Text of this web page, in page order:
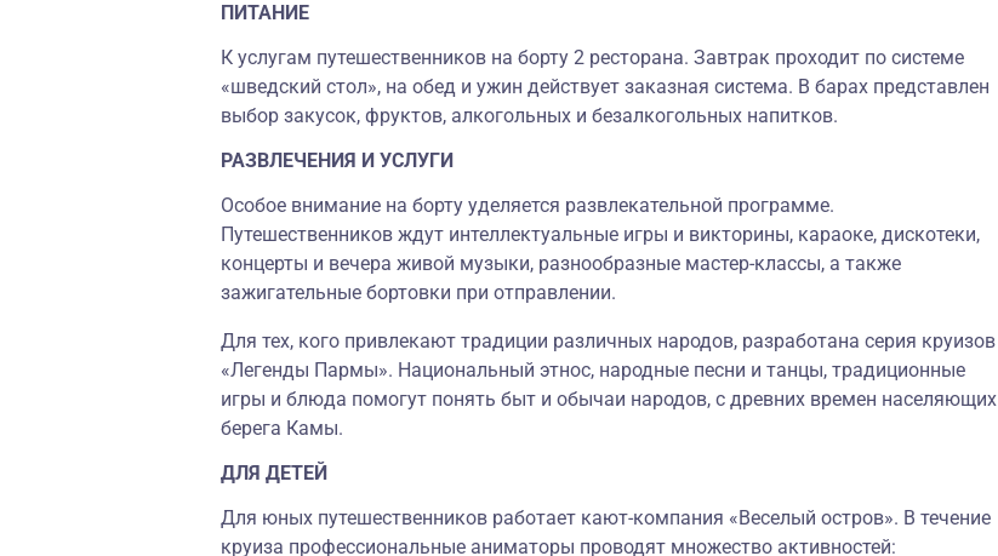
ПИТАНИЕ
К услугам путешественников на борту 2 ресторана. Завтрак проходит по системе
«шведский стол», на обед и ужин действует заказная система. В барах представлен
выбор закусок, фруктов, алкогольных и безалкогольных напитков.
РАЗВЛЕЧЕНИЯ И УСЛУГИ
Особое внимание на борту уделяется развлекательной программе.
Путешественников ждут интеллектуальные игры и викторины, караоке, дискотеки,
концерты и вечера живой музыки, разнообразные мастер-классы, а также
зажигательные бортовки при отправлении.
Для тех, кого привлекают традиции различных народов, разработана серия круизов
«Легенды Пармы». Национальный этнос, народные песни и танцы, традиционные
игры и блюда помогут понять быт и обычаи народов, с древних времен населяющих
берега Камы.
ДЛЯ ДЕТЕЙ
Для юных путешественников работает кают-компания «Веселый остров». В течение
круиза профессиональные аниматоры проводят множество активностей: